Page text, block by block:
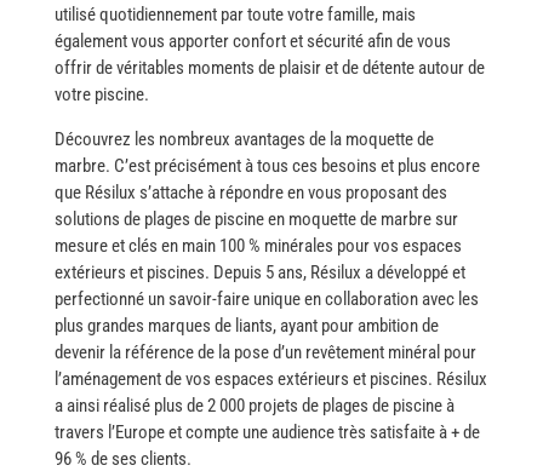
utilisé quotidiennement par toute votre famille, mais
également vous apporter confort et sécurité afin de vous
offrir de véritables moments de plaisir et de détente autour de
votre piscine.
Découvrez les nombreux avantages de la moquette de
marbre. C’est précisément à tous ces besoins et plus encore
que Résilux s’attache à répondre en vous proposant des
solutions de plages de piscine en moquette de marbre sur
mesure et clés en main 100 % minérales pour vos espaces
extérieurs et piscines. Depuis 5 ans, Résilux a développé et
perfectionné un savoir-faire unique en collaboration avec les
plus grandes marques de liants, ayant pour ambition de
devenir la référence de la pose d’un revêtement minéral pour
l’aménagement de vos espaces extérieurs et piscines. Résilux
a ainsi réalisé plus de 2 000 projets de plages de piscine à
travers l’Europe et compte une audience très satisfaite à + de
96 % de ses ​‍​‌‍​‍‌clients.